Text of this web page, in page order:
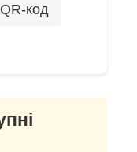
QR-код